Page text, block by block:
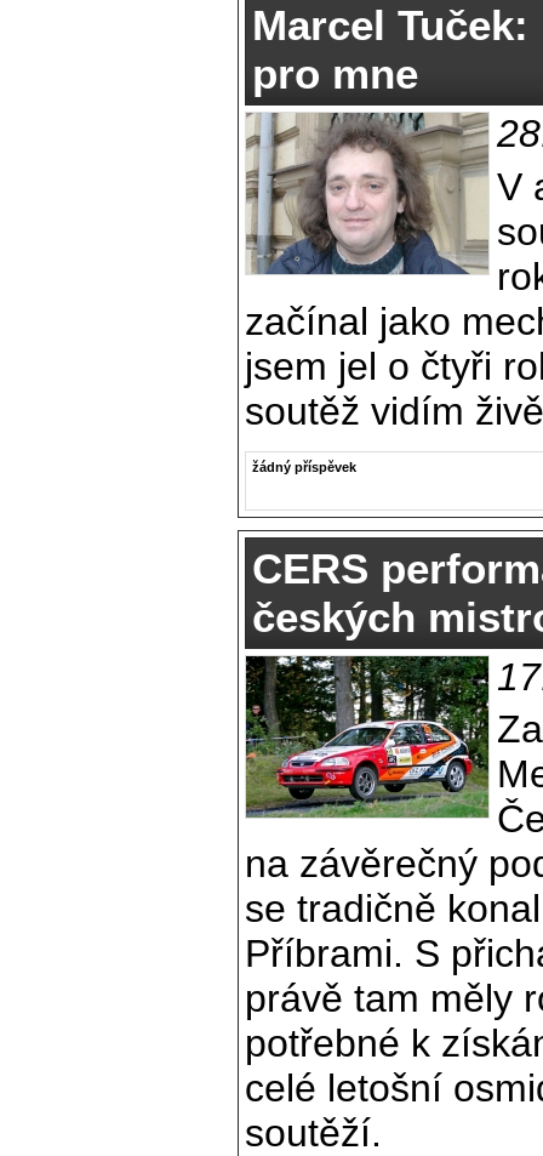
Marcel
pro mne
V
začínal jako
jsem jel o čtyři
soutěž vidím
žádný příspěvek
CERS
českých
na závěrečný
se tradičně
Příbrami. S
právě tam měly
potřebné k
celé letošní
soutěží.